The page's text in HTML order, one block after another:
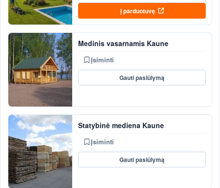
Į parduotuvę
Medinis vasarnamis Kaune
Įsiminti
Gauti pasiūlymą
Statybinė mediena Kaune
Įsiminti
Gauti pasiūlymą